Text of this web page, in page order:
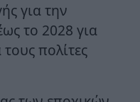
για την
το 2028 για
τους πολίτες